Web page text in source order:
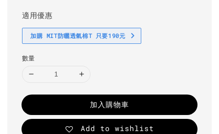
適用優惠
加購 MIT防曬透氣棉T 只要190元
數量
加入購物車
Add to wishlist